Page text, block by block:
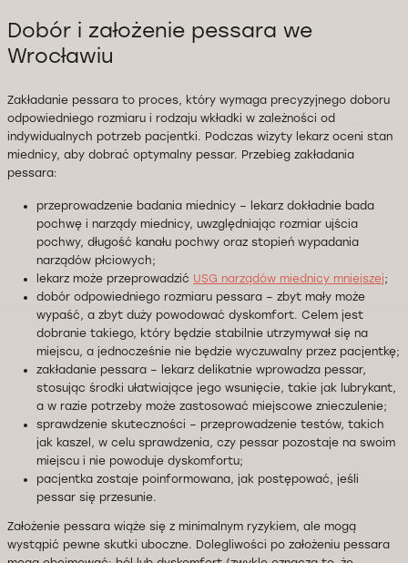
Dobór i założenie pessara we
Wrocławiu
Zakładanie pessara to proces, który wymaga precyzyjnego doboru
odpowiedniego rozmiaru i rodzaju wkładki w zależności od
indywidualnych potrzeb pacjentki. Podczas wizyty lekarz oceni stan
miednicy, aby dobrać optymalny pessar. Przebieg zakładania
pessara:
przeprowadzenie badania miednicy – lekarz dokładnie bada
pochwę i narządy miednicy, uwzględniając rozmiar ujścia
pochwy, długość kanału pochwy oraz stopień wypadania
narządów płciowych;
lekarz może przeprowadzić USG narządów miednicy mniejszej;
dobór odpowiedniego rozmiaru pessara – zbyt mały może
wypaść, a zbyt duży powodować dyskomfort. Celem jest
dobranie takiego, który będzie stabilnie utrzymywał się na
miejscu, a jednocześnie nie będzie wyczuwalny przez pacjentkę;
zakładanie pessara – lekarz delikatnie wprowadza pessar,
stosując środki ułatwiające jego wsunięcie, takie jak lubrykant,
a w razie potrzeby może zastosować miejscowe znieczulenie;
sprawdzenie skuteczności – przeprowadzenie testów, takich
jak kaszel, w celu sprawdzenia, czy pessar pozostaje na swoim
miejscu i nie powoduje dyskomfortu;
pacjentka zostaje poinformowana, jak postępować, jeśli
pessar się przesunie.
Założenie pessara wiąże się z minimalnym ryzykiem, ale mogą
wystąpić pewne skutki uboczne. Dolegliwości po założeniu pessara